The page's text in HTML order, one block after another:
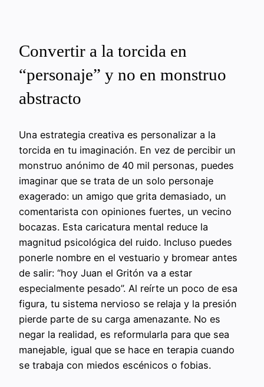
Convertir a la torcida en
“personaje” y no en monstruo
abstracto
Una estrategia creativa es personalizar a la
torcida en tu imaginación. En vez de percibir un
monstruo anónimo de 40 mil personas, puedes
imaginar que se trata de un solo personaje
exagerado: un amigo que grita demasiado, un
comentarista con opiniones fuertes, un vecino
bocazas. Esta caricatura mental reduce la
magnitud psicológica del ruido. Incluso puedes
ponerle nombre en el vestuario y bromear antes
de salir: “hoy Juan el Gritón va a estar
especialmente pesado”. Al reírte un poco de esa
figura, tu sistema nervioso se relaja y la presión
pierde parte de su carga amenazante. No es
negar la realidad, es reformularla para que sea
manejable, igual que se hace en terapia cuando
se trabaja con miedos escénicos o fobias.